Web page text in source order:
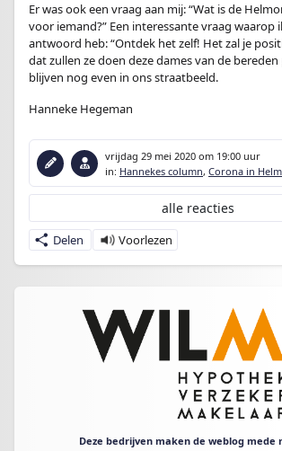
Er was ook een vraag aan mij: “Wat is de
voor iemand?” Een interessante vraag waarop
antwoord heb: “Ontdek het zelf! Het zal je
dat zullen ze doen deze dames van de
blijven nog even in ons straatbeeld.
Hanneke Hegeman
vrijdag 29 mei 2020 om 19:00 uur
in: Hannekes column, Corona in
Delen
alle reacties
Deze bedrijven maken de weblog mede